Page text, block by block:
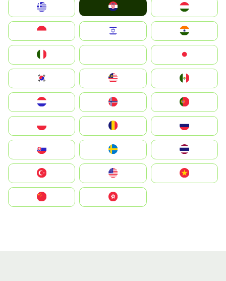
Magyarország
South Korea
United States
中國香港特別行政區